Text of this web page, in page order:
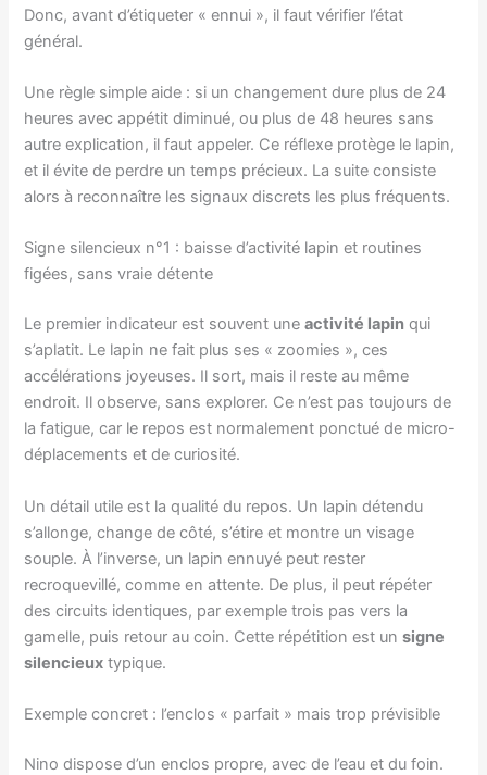
Donc, avant d’étiqueter « ennui », il faut vérifier l’état
général.
Une règle simple aide : si un changement dure plus de 24
heures avec appétit diminué, ou plus de 48 heures sans
autre explication, il faut appeler. Ce réflexe protège le lapin,
et il évite de perdre un temps précieux. La suite consiste
alors à reconnaître les signaux discrets les plus fréquents.
Signe silencieux n°1 : baisse d’activité lapin et routines
figées, sans vraie détente
Le premier indicateur est souvent uneactivité lapin qui
s’aplatit. Le lapin ne fait plus ses « zoomies », ces
accélérations joyeuses. Il sort, mais il reste au même
endroit. Il observe, sans explorer. Ce n’est pas toujours de
la fatigue, car le repos est normalement ponctué de micro-
déplacements et de curiosité.
Un détail utile est la qualité du repos. Un lapin détendu
s’allonge, change de côté, s’étire et montre un visage
souple. À l’inverse, un lapin ennuyé peut rester
recroquevillé, comme en attente. De plus, il peut répéter
des circuits identiques, par exemple trois pas vers la
gamelle, puis retour au coin. Cette répétition est unsigne
silencieux typique.
Exemple concret : l’enclos « parfait » mais trop prévisible
Nino dispose d’un enclos propre, avec de l’eau et du foin.